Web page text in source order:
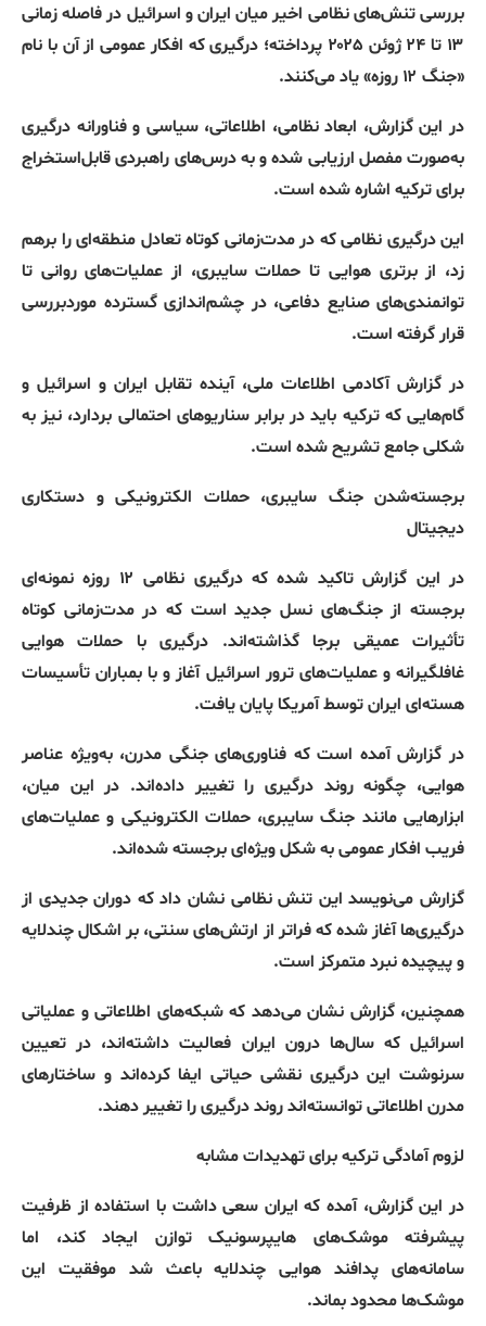
بررسی تنش‌های نظامی اخیر میان ایران و اسرائیل در فاصله زمانی
۱۳ تا ۲۴ ژوئن ۲۰۲۵ پرداخته؛ درگیری که افکار عمومی از آن با نام
«جنگ ۱۲ روزه »یاد می‌کنند.
در این گزارش، ابعاد نظامی، اطلاعاتی، سیاسی و فناورانه درگیری
به‌صورت مفصل ارزیابی شده و به درس‌های راهبردی قابل‌استخراج
برای ترکیه اشاره شده است.
این درگیری نظامی که در مدت‌زمانی کوتاه تعادل منطقه‌ای را برهم
زد، از برتری هوایی تا حملات سایبری، از عملیات‌های روانی تا
توانمندی‌های صنایع دفاعی، در چشم‌اندازی گسترده موردبررسی
قرار گرفته است.
در گزارش آکادمی اطلاعات ملی، آینده تقابل ایران و اسرائیل و
گام‌هایی که ترکیه باید در برابر سناریوهای احتمالی بردارد، نیز به
شکلی جامع تشریح شده است.
برجسته‌شدن جنگ سایبری، حملات الکترونیکی و دستکاری
دیجیتال
در این گزارش تاکید شده که درگیری نظامی ۱۲ روزه نمونه‌ای
برجسته از جنگ‌های نسل جدید است که در مدت‌زمانی کوتاه
تأثیرات عمیقی برجا گذاشته‌اند. درگیری با حملات هوایی
غافلگیرانه و عملیات‌های ترور اسرائیل آغاز و با بمباران تأسیسات
هسته‌ای ایران توسط آمریکا پایان یافت.
در گزارش آمده است که فناوری‌های جنگی مدرن، به‌ویژه عناصر
هوایی، چگونه روند درگیری را تغییر داده‌اند. در این میان،
ابزارهایی مانند جنگ سایبری، حملات الکترونیکی و عملیات‌های
فریب افکار عمومی به شکل ویژه‌ای برجسته شده‌اند.
گزارش می‌نویسد این تنش نظامی نشان داد که دوران جدیدی از
درگیری‌ها آغاز شده که فراتر از ارتش‌های سنتی، بر اشکال چندلایه
و پیچیده نبرد متمرکز است.
همچنین، گزارش نشان می‌دهد که شبکه‌های اطلاعاتی و عملیاتی
اسرائیل که سال‌ها درون ایران فعالیت داشته‌اند، در تعیین
سرنوشت این درگیری نقشی حیاتی ایفا کرده‌اند و ساختارهای
مدرن اطلاعاتی توانسته‌اند روند درگیری را تغییر دهند.
لزومآمادگیترکیهبرایتهدیداتمشابه
در این گزارش، آمده که ایران سعی داشت با استفاده از ظرفیت
پیشرفته موشک‌های هایپرسونیک توازن ایجاد کند، اما
سامانه‌های پدافند هوایی چندلایه باعث شد موفقیت این
موشک‌ها محدود بماند.